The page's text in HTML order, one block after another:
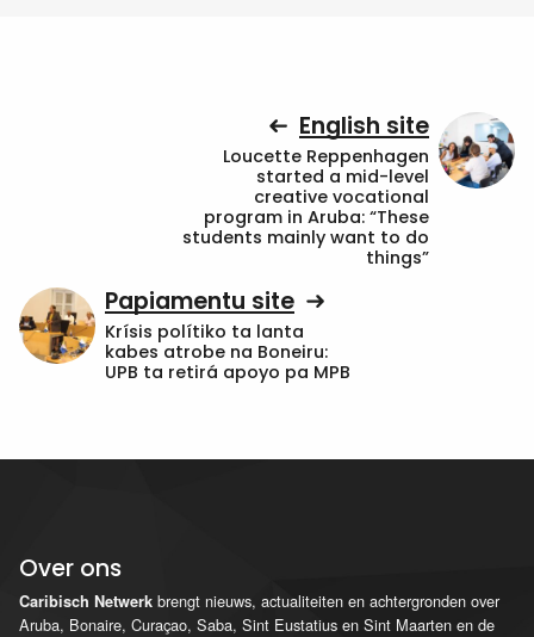
English site
Loucette Reppenhagen
started a mid-level
creative vocational
program in Aruba: “These
students mainly want to do
things”
Papiamentu site
Krísis polítiko ta lanta
kabes atrobe na Boneiru:
UPB ta retirá apoyo pa MPB
Over ons
Caribisch Netwerk brengt nieuws, actualiteiten en achtergronden over
Aruba, Bonaire, Curaçao, Saba, Sint Eustatius en Sint Maarten en de